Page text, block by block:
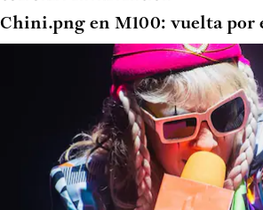
Chini.png en M100: vuelta por